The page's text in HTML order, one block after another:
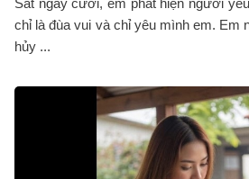
Sát ngày cưới, em phát hiện người
chỉ là đùa vui và chỉ yêu mình em. Em
hủy ...